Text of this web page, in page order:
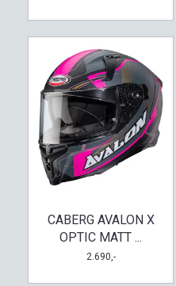
CABERG AVALON X
OPTIC MATT ...
2.690,-